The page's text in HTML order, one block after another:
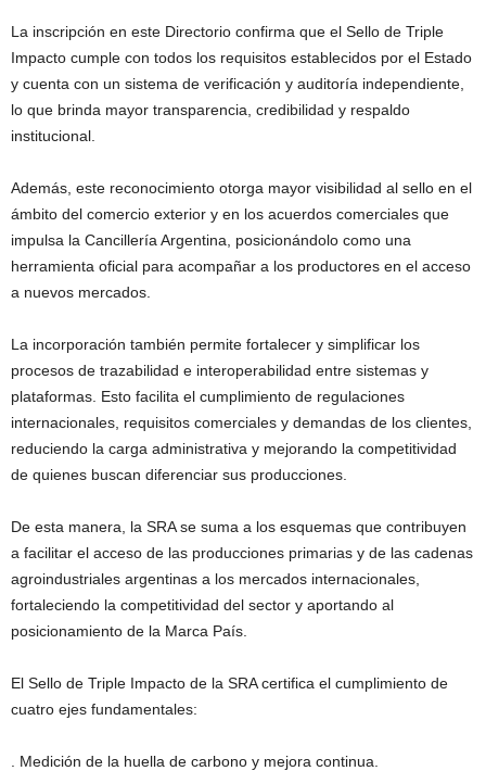
La inscripción en este Directorio confirma que el Sello de Triple
Impacto cumple con todos los requisitos establecidos por el Estado
y cuenta con un sistema de verificación y auditoría independiente,
lo que brinda mayor transparencia, credibilidad y respaldo
institucional.
Además, este reconocimiento otorga mayor visibilidad al sello en el
ámbito del comercio exterior y en los acuerdos comerciales que
impulsa la Cancillería Argentina, posicionándolo como una
herramienta oficial para acompañar a los productores en el acceso
a nuevos mercados.
La incorporación también permite fortalecer y simplificar los
procesos de trazabilidad e interoperabilidad entre sistemas y
plataformas. Esto facilita el cumplimiento de regulaciones
internacionales, requisitos comerciales y demandas de los clientes,
reduciendo la carga administrativa y mejorando la competitividad
de quienes buscan diferenciar sus producciones.
De esta manera, la SRA se suma a los esquemas que contribuyen
a facilitar el acceso de las producciones primarias y de las cadenas
agroindustriales argentinas a los mercados internacionales,
fortaleciendo la competitividad del sector y aportando al
posicionamiento de la Marca País.
El Sello de Triple Impacto de la SRA certifica el cumplimiento de
cuatro ejes fundamentales:
. Medición de la huella de carbono y mejora continua.